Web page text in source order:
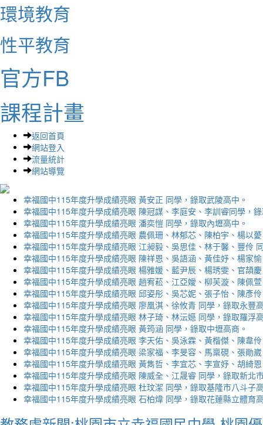
環境教育
性平教育
官方FB
課程計畫
返回首頁
網站登入
流量統計
網站導覽
幸福國中115年度升學成績亮眼 黃安正 同學，錄取武陵高中。
幸福國中115年度升學成績亮眼 陳冠謀、李庭安、李訓睿同學，
幸福國中115年度升學成績亮眼 潘奕愷 同學，錄取內壢高中。
幸福國中115年度升學成績亮眼 農佩珊、林郁芯、陳柏宇、楊以
幸福國中115年度升學成績亮眼 江昶毅、吳思佳、林于馨、豐伶
幸福國中115年度升學成績亮眼 陳祥恩、吳語涵、黃佳妤、楊家
幸福國中115年度升學成績亮眼 楊雅媛、藍尹辰、楊琇雯、官頡
幸福國中115年度升學成績亮眼 趙宥菘、江亞嬡、柳芙漩、陳佩
幸福國中115年度升學成績亮眼 邱姿彤、吳芯妮、張子怡、陳彥
幸福國中115年度升學成績亮眼 廖凰淇、徐攸青 同學，錄取永豐
幸福國中115年度升學成績亮眼 林子琦、林沄嬨 同學，錄取羅浮
幸福國中115年度升學成績亮眼 黃筠涵 同學，錄取中壢高商。
幸福國中115年度升學成績亮眼 李天佑、吳泳霖、黃楷傑、陳韋
幸福國中115年度升學成績亮眼 梁家福、李旻容、馬稟硯、張勛
幸福國中115年度升學成績亮眼 黃雋哲、李宜芯、李宣妤、胡綺
幸福國中115年度升學成績亮眼 陳威全、江晟睿 同學，錄取新北
幸福國中115年度升學成績亮眼 杜玟潔 同學，錄取基隆市八斗子
幸福國中115年度升學成績亮眼 石柏煒 同學，錄取花蓮縣立體育